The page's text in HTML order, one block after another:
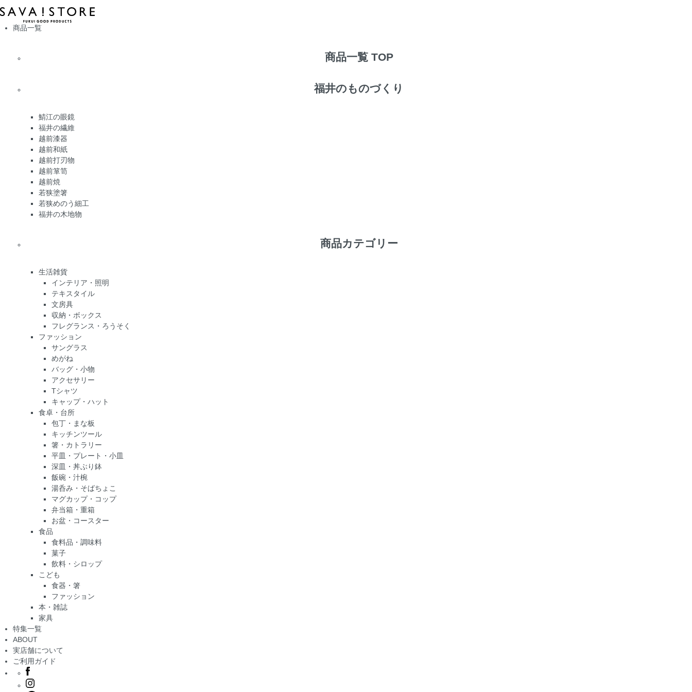
商品一覧
商品一覧 TOP
福井のものづくり
鯖江の眼鏡
福井の繊維
越前漆器
越前和紙
越前打刃物
越前箪笥
越前焼
若狭塗箸
若狭めのう細工
福井の木地物
商品カテゴリー
生活雑貨
インテリア・照明
テキスタイル
文房具
収納・ボックス
フレグランス・ろうそく
ファッション
サングラス
めがね
バッグ・小物
アクセサリー
Tシャツ
キャップ・ハット
食卓・台所
包丁・まな板
キッチンツール
箸・カトラリー
平皿・プレート・小皿
深皿・丼ぶり鉢
飯碗・汁椀
湯呑み・そばちょこ
マグカップ・コップ
弁当箱・重箱
お盆・コースター
食品
食料品・調味料
菓子
飲料・シロップ
こども
食器・箸
ファッション
本・雑誌
家具
特集一覧
ABOUT
実店舗について
ご利用ガイド